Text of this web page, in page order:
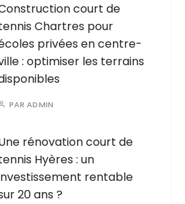
court de
Chartres pour
privées en centre-
: optimiser les terrains
PARADMIN
rénovation court de
Hyères : un
rentable
20 ans ?